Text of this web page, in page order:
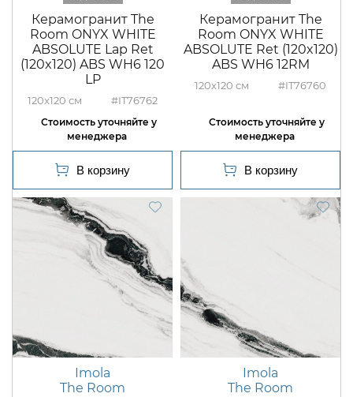
Керамогранит The
Room ONYX WHITE
ABSOLUTE Lap Ret
(120x120) ABS WH6 120
LP
120x120 #IT76762
Керамогранит The
Room ONYX WHITE
ABSOLUTE Ret (120x120)
ABS WH6 12RM
120x120 #IT76760
Imola
The Room
Imola
The Room